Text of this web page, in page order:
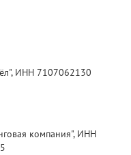
ИНН 7107062130
компания", ИНН